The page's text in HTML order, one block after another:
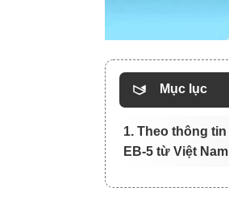
Mục lục
1. Theo thông
EB-5 từ Việt